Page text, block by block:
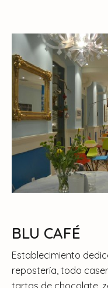
BLU CAFÉ
Establecimiento
repostería, todo
tartas de chocolate,